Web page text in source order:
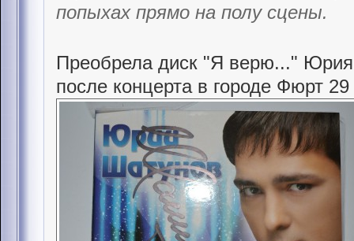
попыхах прямо на полу сцены.
Преобрела диск "Я верю..."
после концерта в городе Фюрт 29